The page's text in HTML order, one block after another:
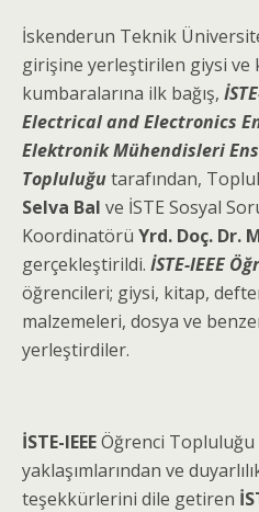
İskenderun Teknik
girişine yerleştirilen giysi ve
kumbaralarına ilk bağış,
Electrical and Electronics
Elektronik Mühendisleri
Topluluğutarafından,
Selva Bal ve İSTE Sosyal
Koordinatörü Yrd. Doç. Dr.
gerçekleştirildi. İSTE-IEEE
öğrencileri; giysi, kitap,
malzemeleri, dosya ve
yerleştirdiler.
İSTE-IEEEÖğrenci Topluluğu
yaklaşımlarından ve
teşekkürlerini dile getiren